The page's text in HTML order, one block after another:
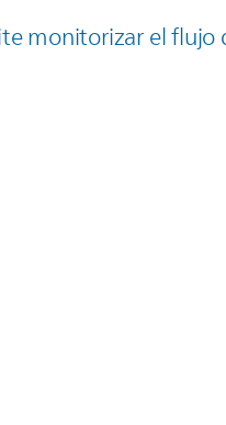
monitorizar el flujo